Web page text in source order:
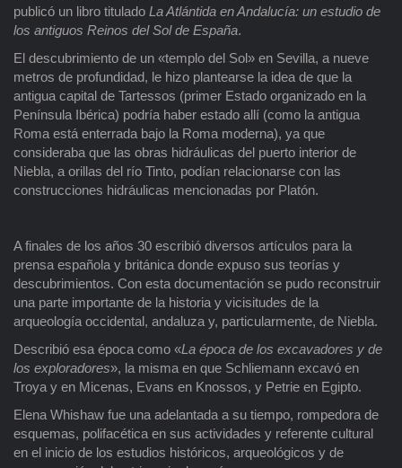
publicó un libro titulado La Atlántida en Andalucía: un estudio de
los antiguos Reinos del Sol de España.
El descubrimiento de un «templo del Sol» en Sevilla, a nueve
metros de profundidad, le hizo plantearse la idea de que la
antigua capital de Tartessos (primer Estado organizado en la
Península Ibérica) podría haber estado allí (como la antigua
Roma está enterrada bajo la Roma moderna), ya que
consideraba que las obras hidráulicas del puerto interior de
Niebla, a orillas del río Tinto, podían relacionarse con las
construcciones hidráulicas mencionadas por Platón.
A finales de los años 30 escribió diversos artículos para la
prensa española y británica donde expuso sus teorías y
descubrimientos. Con esta documentación se pudo reconstruir
una parte importante de la historia y vicisitudes de la
arqueología occidental, andaluza y, particularmente, de Niebla.
Describió esa época como «La época de los excavadores y de
los exploradores», la misma en que Schliemann excavó en
Troya y en Micenas, Evans en Knossos, y Petrie en Egipto.
Elena Whishaw fue una adelantada a su tiempo, rompedora de
esquemas, polifacética en sus actividades y referente cultural
en el inicio de los estudios históricos, arqueológicos y de